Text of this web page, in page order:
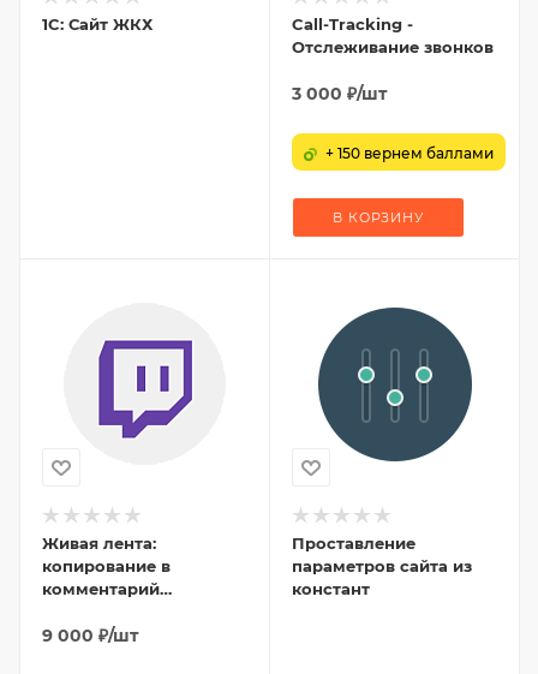
1C: Сайт ЖКХ
Call-Tracking -
Отслеживание звонков
3 000 ₽/шт
+ 150 вернем баллами
В КОРЗИНУ
Живая лента:
копирование в
комментарий
9 000 ₽/шт
Проставление
параметров сайта из
констант